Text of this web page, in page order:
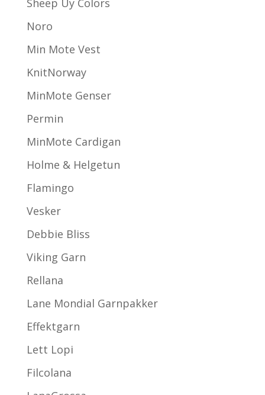
Sheep Uy Colors
Noro
Min Mote Vest
KnitNorway
MinMote Genser
Permin
MinMote Cardigan
Holme & Helgetun
Flamingo
Vesker
Debbie Bliss
Viking Garn
Rellana
Lane Mondial Garnpakker
Effektgarn
Lett Lopi
Filcolana